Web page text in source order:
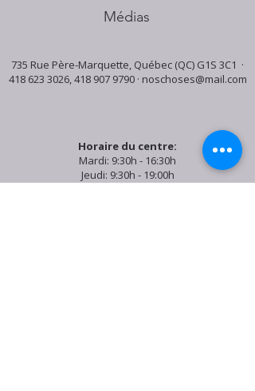
Médias
735 Rue Père-Marquette, Québec (QC) G1S 3C1 ·
418 623 3026,418 907 9790· noschoses@mail.com
Horaire du centre:
Mardi: 9:30h - 16:30h
Jeudi: 9:30h - 19:00h